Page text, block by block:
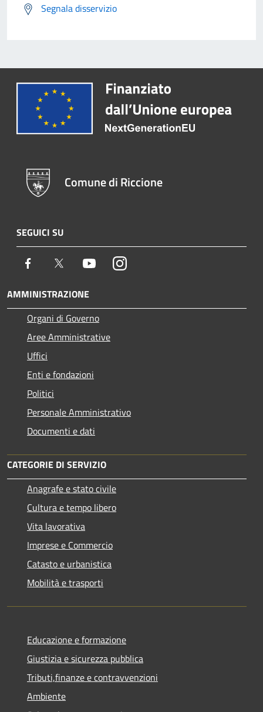
Segnala disservizio
Comune di Riccione
SEGUICI SU
Facebook Twitter YoutubeInstagram
AMMINISTRAZIONE
Organi di Governo
Aree Amministrative
Uffici
Enti e fondazioni
Politici
Personale Amministrativo
Documenti e dati
CATEGORIE DI SERVIZIO
Anagrafe e stato civile
Cultura e tempo libero
Vita lavorativa
Imprese e Commercio
Catasto e urbanistica
Mobilità e trasporti
Educazione e formazione
Giustizia e sicurezza pubblica
Tributi,finanze e contravvenzioni
Ambiente